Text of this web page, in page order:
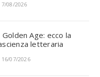
7/08/2026
Golden Age: ecco la
letteraria
16/07/2026